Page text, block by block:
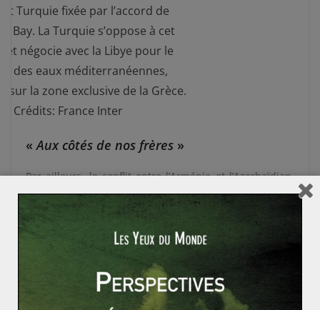
Turquie fixée par l’accord de
Bay. La Turquie s’oppose à cet
et négocie avec la Libye pour le
des eaux méditerranéennes,
sur la zone exclusive de la Grèce.
Crédits: France Inter
«Aux côtés de nos frères »
Par ailleurs, le conflit entre l’Arménie et l’Azerbaïdjan,
qui a pris fin le 9 novembre par un fragile « cessez le
feu », illustre encore la politique interventionniste
turque. Alliée de longue date de l’Azerbaïdjan, Ankara
est intervenue directement dans le conflit au Haut-
Karabagh. En effet, le pays équipe l’Azerbaïdjan, fournit
des F-16, des instructeurs, une assistance technique,
des forces spéciales mais aussi des drones qui ont su